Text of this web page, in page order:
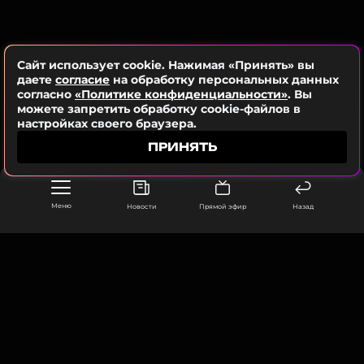
Меню Новости Прямой эфир Назад
и многое другое >
Читайте нас в Телеграме, чтобы
оставаться в курсе событий
ПОДПИСАТЬСЯ
Сайт использует cookie. Нажимая «Принять» вы
даете согласие на обработку персональных данных
согласно «Политике конфиденциальности». Вы
можете запретить обработку cookie-файлов в
настройках своего браузера.
ПРИНЯТЬ